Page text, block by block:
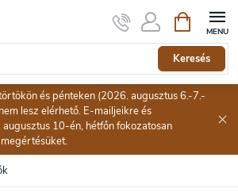
Keresés
és pénteken (2026. augusztus 6.-7.-
lesz elérhető. E-mailjeikre és
10-én, hétfőn fokozatosan